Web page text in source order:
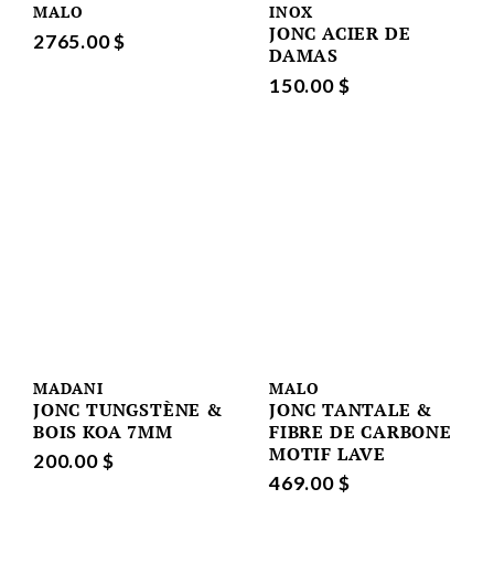
MALO
2765.00 $
INOX
JONC ACIER DE
DAMAS
150.00 $
MADANI
JONC TUNGSTÈNE &
BOIS KOA 7MM
200.00 $
MALO
JONC TANTALE &
FIBRE DE CARBONE
MOTIF LAVE
469.00 $